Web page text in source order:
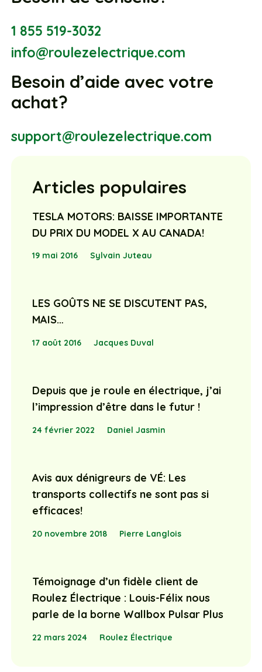
1 855 519-3032
info@roulezelectrique.com
Besoin d’aide avec votre
achat?
support@roulezelectrique.com
Articles populaires
TESLA MOTORS: BAISSE IMPORTANTE
DU PRIX DU MODEL X AU CANADA!
19 mai 2016 Sylvain Juteau
LES GOÛTS NE SE DISCUTENT PAS,
MAIS…
17 août 2016 Jacques Duval
Depuis que je roule en électrique, j’ai
l’impression d’être dans le futur !
24 février 2022 Daniel Jasmin
Avis aux dénigreurs de VÉ: Les
transports collectifs ne sont pas si
efficaces!
20 novembre 2018 Pierre Langlois
Témoignage d’un fidèle client de
Roulez Électrique : Louis-Félix nous
parle de la borne Wallbox Pulsar Plus
22 mars 2024 Roulez Électrique